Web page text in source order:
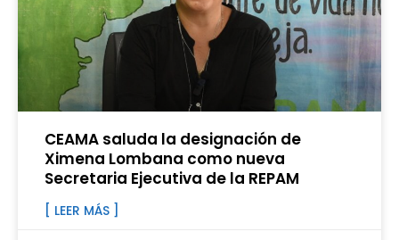
CEAMA saluda la designación de
Ximena Lombana como nueva
Secretaria Ejecutiva de la REPAM
[ LEER MÁS ]